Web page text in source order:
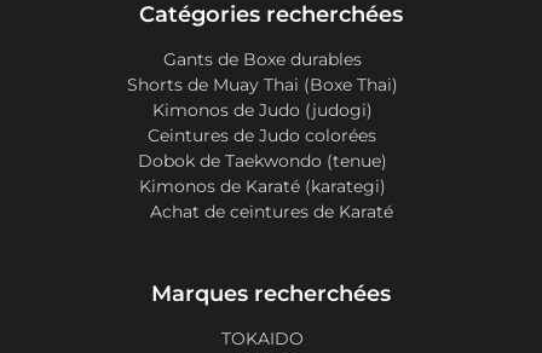
Catégories recherchées
Gants de Boxe durables
Shorts de Muay Thai (Boxe Thai)
Kimonos de Judo (judogi)
Ceintures de Judo colorées
Dobok de Taekwondo (tenue)
Kimonos de Karaté (karategi)
Achat de ceintures de Karaté
Marques recherchées
TOKAIDO